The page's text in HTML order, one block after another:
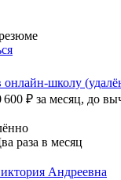
школу
600 ₽ за месяц, до
раза в месяц
Андреевна